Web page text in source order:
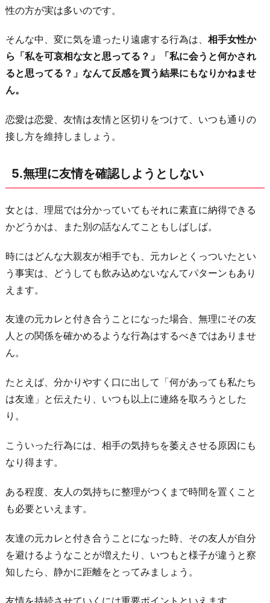
性の方が実は多いのです。
そんな中、変に気を遣ったり遠慮する行為は、 相手女性か
ら「私を可哀相な女と思ってる？」「私に会うと何かされ
ると思ってる？」なんて反感を買う結果にもなりかねませ
ん。
恋愛は恋愛、友情は友情と区切りをつけて、いつも通りの
接し方を維持しましょう。
5.無理に友情を確認しようとしない
女とは、理屈では分かっていてもそれに素直に納得できる
かどうかは、また別の話なんてこともしばしば。
時にはどんな大親友が相手でも、元カレとくっついたとい
う事実は、どうしても飲み込めないなんてパターンもあり
えます。
友達の元カレと付き合うことになった場合、無理にその友
人との関係を確かめるような行為はするべきではありませ
ん。
たとえば、分かりやすく口に出して「何があっても私たち
は友達」と伝えたり、いつも以上に連絡を取ろうとした
り。
こういった行為には、相手の気持ちを萎えさせる原因にも
なり得ます。
ある程度、友人の気持ちに整理がつくまで時間を置くこと
も必要といえます。
友達の元カレと付き合うことになった時、その友人が自分
を避けるようなことが増えたり、いつもと様子が違うと察
知したら、静かに距離をとってみましょう。